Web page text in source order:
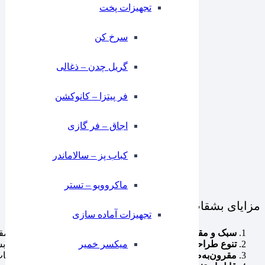
تجهیزات پخت
سرخ کن
گریل چدن – ذغالی
فر پیتزا – کانوکشن
⁠اجاق – فر گازی
کباب پز – سالاماندر
ماکروویو – تستر
تجهیزات آماده سازی
میکسر خمیر
مزایای بشقاب ملامین
سبک و مقاوم
: این بشقاب‌ها در برابر ضربه و شکستن بسیار
تنوع طراحی و رنگ
: بشقاب‌های ملامین در طرح‌ها و رنگ‌های
مقرون‌به‌صرفه
: در مقایسه با ظروف چینی و کریستالی،